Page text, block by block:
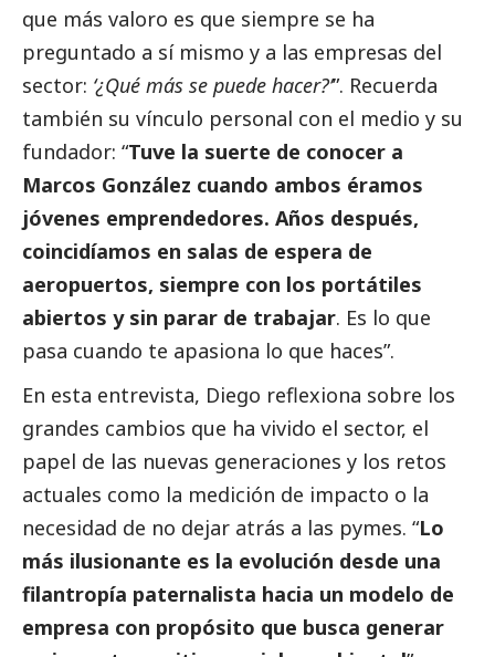
que más valoro es que siempre se ha
preguntado a sí mismo y a las empresas del
sector: ‘¿Qué más se puede hacer?’”. Recuerda
también su vínculo personal con el medio y su
fundador: “Tuve la suerte de conocer a
Marcos González cuando ambos éramos
jóvenes emprendedores. Años después,
coincidíamos en salas de espera de
aeropuertos, siempre con los portátiles
abiertos y sin parar de trabajar. Es lo que
pasa cuando te apasiona lo que haces”.
En esta entrevista, Diego reflexiona sobre los
grandes cambios que ha vivido el sector, el
papel de las nuevas generaciones y los retos
actuales como la medición de impacto o la
necesidad de no dejar atrás a las pymes. “Lo
más ilusionante es la evolución desde una
filantropía paternalista hacia un modelo de
empresa con propósito que busca generar